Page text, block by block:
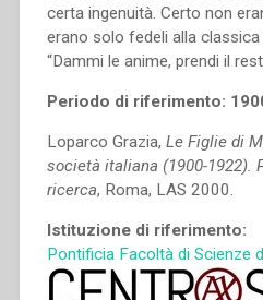
certa ingenuità. Certo non
erano solo fe­deli al­la
“Dammi le anime, prendi il
Periodo di riferimento:
Loparco Grazia, Le Figlie di
società italiana (1900-1922).
ricerca, Roma, LAS 2000.
Istituzione di riferimento:
Pontificia Facoltà di Scienze